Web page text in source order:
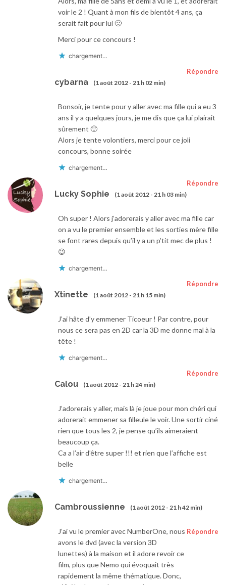
voir le 2 ! Quant à mon fils de bientôt 4 ans, ça
serait fait pour lui 🙂
Merci pour ce concours !
chargement…
cybarna (1 août 2012 - 21 h 02 min)
Répondre
Bonsoir, je tente pour y aller avec ma fille qui a eu 3
ans il y a quelques jours, je me dis que ça lui plairait
sûrement 🙂
Alors je tente volontiers, merci pour ce joli
concours, bonne soirée
chargement…
Lucky Sophie (1 août 2012 - 21 h 03 min)
Répondre
Oh super ! Alors j’adorerais y aller avec ma fille car
on a vu le premier ensemble et les sorties mère fille
se font rares depuis qu’il y a un p’tit mec de plus !
😉
chargement…
Xtinette (1 août 2012 - 21 h 15 min)
Répondre
J’ai hâte d’y emmener Ticoeur ! Par contre, pour
nous ce sera pas en 2D car la 3D me donne mal à la
tête !
chargement…
Calou (1 août 2012 - 21 h 24 min)
Répondre
J’adorerais y aller, mais là je joue pour mon chéri qui
adorerait emmener sa filleule le voir. Une sortir ciné
rien que tous les 2, je pense qu’ils aimeraient
beaucoup ça.
Ca a l’air d’être super !!! et rien que l’affiche est
belle
chargement…
Cambroussienne (1 août 2012 - 21 h 42 min)
Répondre
J’ai vu le premier avec NumberOne, nous
avons le dvd (avec la version 3D
lunettes) à la maison et il adore revoir ce
film, plus que Nemo qui évoquait très
rapidement la même thématique. Donc,